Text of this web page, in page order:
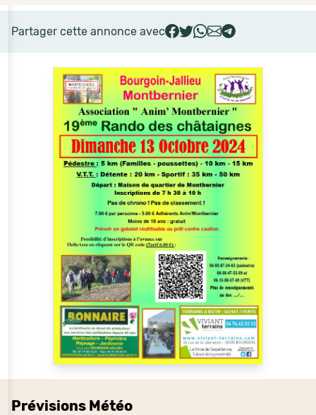
Prévisions Météo
Partager cette annonce avec